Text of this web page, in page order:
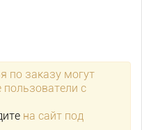
по заказу могут
пользователи с
на сайт под